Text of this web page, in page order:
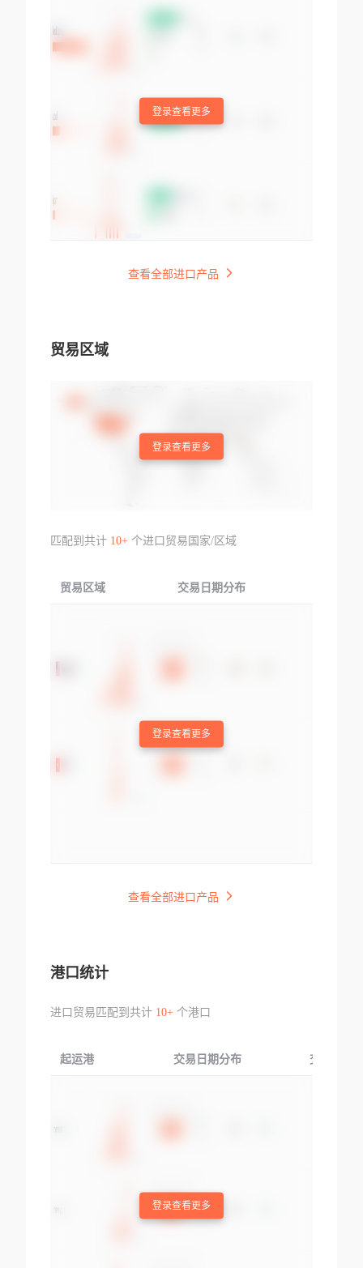
登录查看更多
查看全部进口产品
贸易区域
登录查看更多
匹配到共计 10+个进口贸易国家/区域
贸易区域 交易日期分布
登录查看更多
查看全部进口产品
港口统计
进口贸易匹配到共计 10+个港口
起运港 交易日期分布 交易产品
登录查看更多